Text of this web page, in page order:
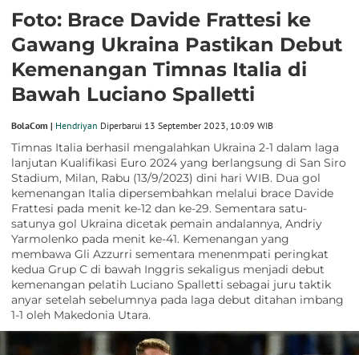
Foto: Brace Davide Frattesi ke
Gawang Ukraina Pastikan Debut
Kemenangan Timnas Italia di
Bawah Luciano Spalletti
BolaCom | Hendriyan Diperbarui 13 September 2023, 10:09 WIB
Timnas Italia berhasil mengalahkan Ukraina 2-1 dalam laga
lanjutan Kualifikasi Euro 2024 yang berlangsung di San Siro
Stadium, Milan, Rabu (13/9/2023) dini hari WIB. Dua gol
kemenangan Italia dipersembahkan melalui brace Davide
Frattesi pada menit ke-12 dan ke-29. Sementara satu-
satunya gol Ukraina dicetak pemain andalannya, Andriy
Yarmolenko pada menit ke-41. Kemenangan yang
membawa Gli Azzurri sementara menenmpati peringkat
kedua Grup C di bawah Inggris sekaligus menjadi debut
kemenangan pelatih Luciano Spalletti sebagai juru taktik
anyar setelah sebelumnya pada laga debut ditahan imbang
1-1 oleh Makedonia Utara.